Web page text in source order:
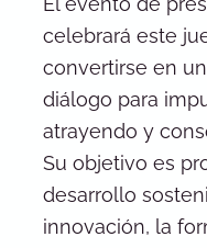
celebrará este
convertirse en
diálogo para
atrayendo y
Su objetivo es
desarrollo
innovación, la